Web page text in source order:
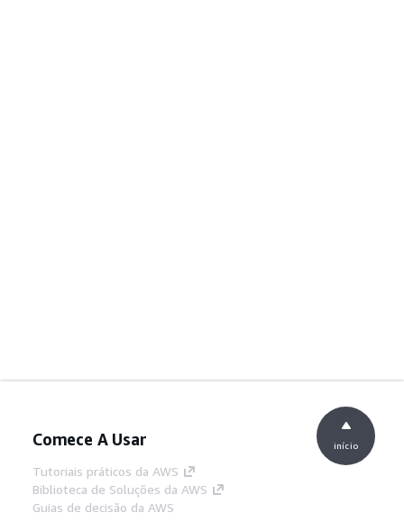
Comece A Usar
Tutoriais práticos da AWS
Biblioteca de Soluções da AWS
Guias de decisão da AWS
início